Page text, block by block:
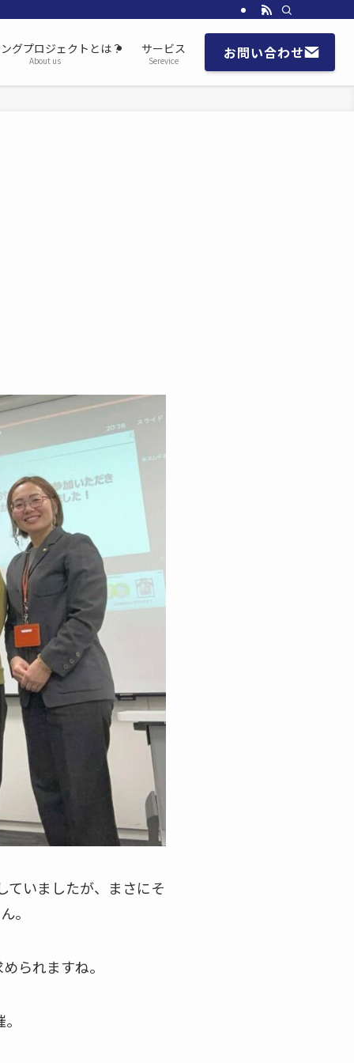
グプロジェクトとは？
About us
サービス
Serevice お問い合わせ
ていましたが、まさにそ
。
られますね。